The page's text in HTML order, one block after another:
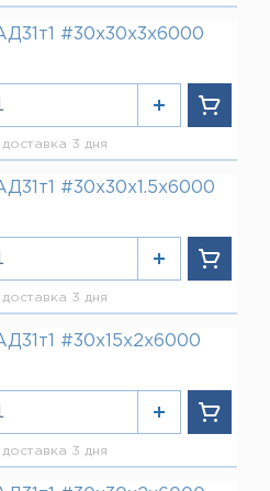
#30х30х3х6000
доставка 3 дня
#30х30х1.5х6000
доставка 3 дня
#30х15х2х6000
доставка 3 дня